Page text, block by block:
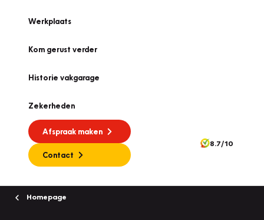
Werkplaats
Kom gerust verder
Historie vakgarage
Zekerheden
Afspraak maken
Contact
8.7/10
Homepage